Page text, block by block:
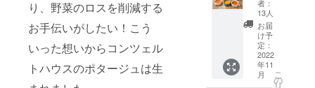
り、野菜のロスを削減する
お手伝いがしたい！こう
いった想いからコンツェル
トハウスのポタージュは生
日 ※佐
川急便
もしく
は日本
郵便の
常温便
で宅配
シュ
ルーム
ポター
ジュ
150g×3
個 ・
じゃが
30食
セッ
ト
商
品セッ
ト内容
者：
13人
お届
け予
定：
2022
年11
月
こ
の